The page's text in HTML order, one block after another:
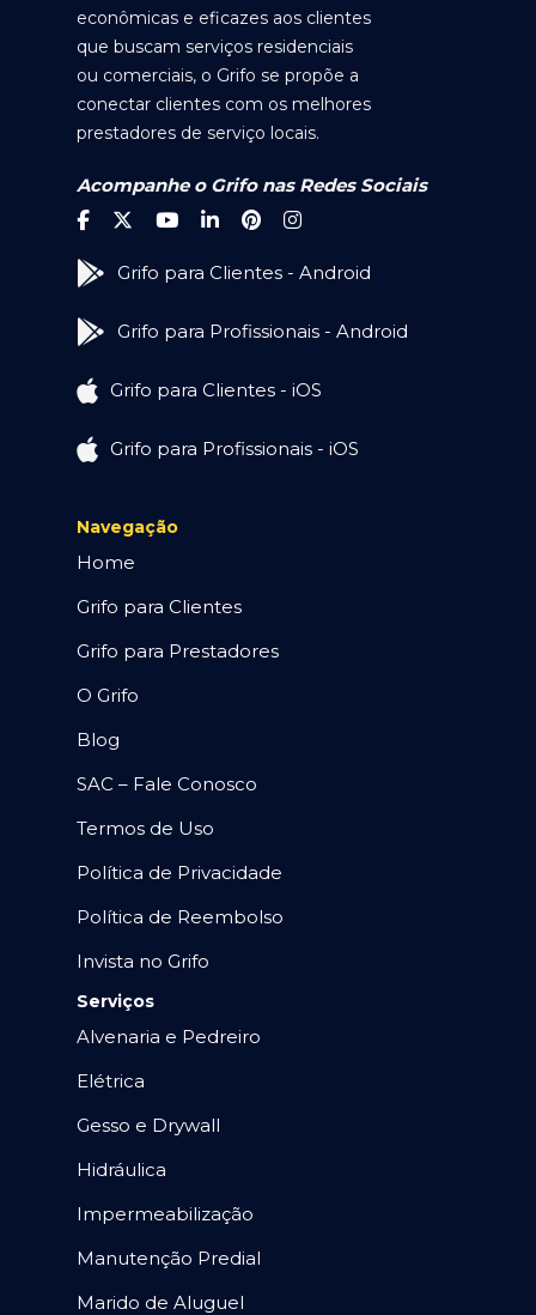
econômicas e eficazes aos clientes
que buscam serviços residenciais
ou comerciais, o Grifo se propõe a
conectar clientes com os melhores
prestadores de serviço locais.
Acompanhe o Grifo nas Redes Sociais
Grifo para Clientes - Android
Grifo para Profissionais - Android
Grifo para Clientes - iOS
Grifo para Profissionais - iOS
Navegação
Home
Grifo para Clientes
Grifo para Prestadores
O Grifo
Blog
SAC – Fale Conosco
Termos de Uso
Política de Privacidade
Política de Reembolso
Invista no Grifo
Serviços
Alvenaria e Pedreiro
Elétrica
Gesso e Drywall
Hidráulica
Impermeabilização
Manutenção Predial
Marido de Aluguel